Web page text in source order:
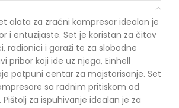
alata za zračni kompresor idealan je
i entuzijaste. Set je koristan za čitav
radionici i garaži te za slobodne
pribor koji ide uz njega, Einhell
potpuni centar za majstorisanje. Set
sa radnim pritiskom od
Pištolj za ispuhivanje idealan je za